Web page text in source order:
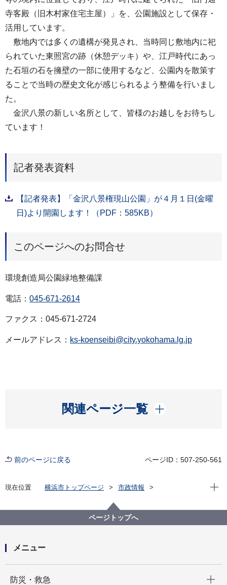
寺客殿（旧木村家住宅主屋）」を、公園施設として保存・
活用しています。
敷地内では多くの遺構が発見され、当時同じ敷地内に祀
られていた東照宮の跡（休憩デッキ）や、江戸時代にあっ
た石垣の石を擁壁の一部に使用するなど、公園内を散策す
ることで当時の歴史文化が感じられるよう整備を行いまし
た。
金沢八景の新しい名所として、皆様のお越しをお待ちし
ています！
記者発表資料
【記者発表】「金沢八景権現山公園」が４月１日(金曜
日)より開園します！（PDF：585KB）
このページへのお問合せ
環境創造局公園緑地整備課
電話： 045-671-2614
ファクス：045-671-2724
メールアドレス： ks-koenseibi@city.yokohama.lg.jp
関連ページ一覧
開く
前のページに戻る ページID：507-250-561
現在位置 横浜市トップページ
市政情報
「金沢八景権現山公園」が４月１日(金曜日)より開園し
ます！
現在
ページトップへ
メニュー
防災・救急